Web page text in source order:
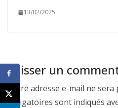
13/02/2025
Laisser un
Votre adresse e-mail ne sera
obligatoires sont indiqués